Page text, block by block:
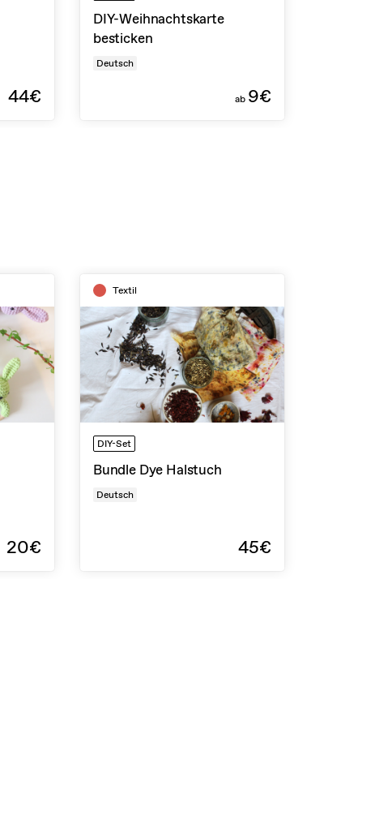
44€
DIY-Weihnachtskarte
besticken
Deutsch
ab 9€
20€
Textil
DIY-Set
Bundle Dye Halstuch
Deutsch
45€